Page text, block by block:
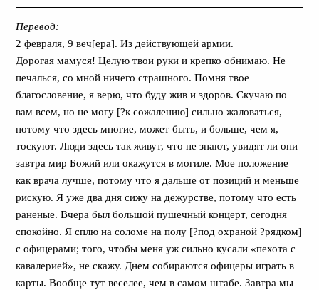
Перевод:
2 февраля, 9 веч[ера]. Из действующей армии.
Дорогая мамуся! Целую твои руки и крепко обнимаю. Не
печалься, со мной ничего страшного. Помня твое
благословение, я верю, что буду жив и здоров. Скучаю по
вам всем, но не могу [?к сожалению] сильно жаловаться,
потому что здесь многие, может быть, и больше, чем я,
тоскуют. Люди здесь так живут, что не знают, увидят ли они
завтра мир Божий или окажутся в могиле. Мое положение
как врача лучше, потому что я дальше от позиций и меньше
рискую. Я уже два дня сижу на дежурстве, потому что есть
раненые. Вчера был большой пушечный концерт, сегодня
спокойно. Я сплю на соломе на полу [?под охраной ?рядком]
с офицерами; того, чтобы меня уж сильно кусали «пехота с
кавалерией», не скажу. Днем собираются офицеры играть в
карты. Вообще тут веселее, чем в самом штабе. Завтра мы